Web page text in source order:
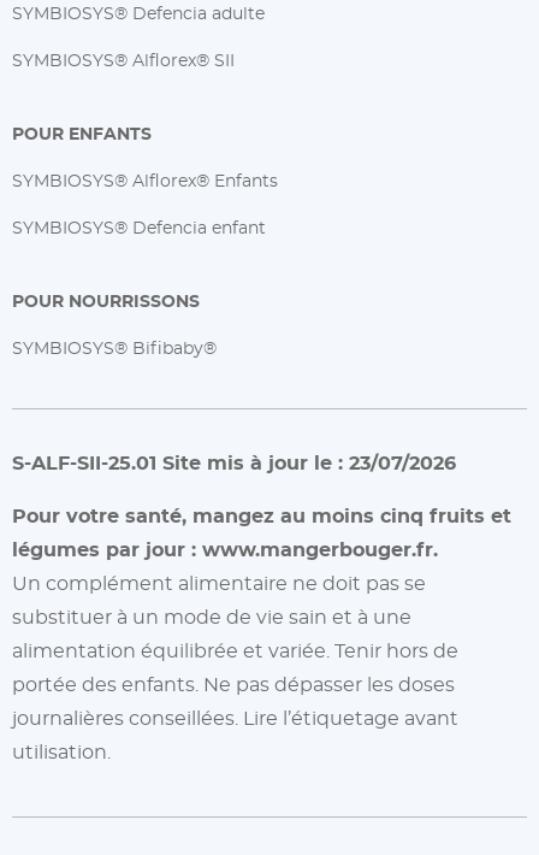
SYMBIOSYS® Defencia adulte
SYMBIOSYS® Alflorex® SII
POUR ENFANTS
SYMBIOSYS® Alflorex® Enfants
SYMBIOSYS® Defencia enfant
POUR NOURRISSONS
SYMBIOSYS® Bifibaby®
S-ALF-SII-25.01 Site mis à jour le : 23/07/2026
Pour votre santé, mangez au moins cinq fruits et
légumes par jour : www.mangerbouger.fr.
Un complément alimentaire ne doit pas se
substituer à un mode de vie sain et à une
alimentation équilibrée et variée. Tenir hors de
portée des enfants. Ne pas dépasser les doses
journalières conseillées. Lire l’étiquetage avant
utilisation.